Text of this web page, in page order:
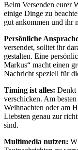
Beim Versenden eurer
einige Dinge zu
gut ankommen und ihr
Persönliche
versendet, solltet ihr
gestalten. Eine
Markus“ macht einen
Nachricht speziell für
Timing ist alles: Denkt
verschicken. Am
Weihnachten oder am
Liebsten genau zur
sind.
Multimedia nutzen: